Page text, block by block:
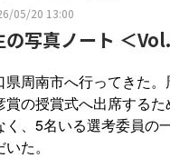
05/20 13:00
の写真ノート ＜
県周南市へ行ってきた
賞の授賞式へ出席する
く、5名いる選考委員の
た。